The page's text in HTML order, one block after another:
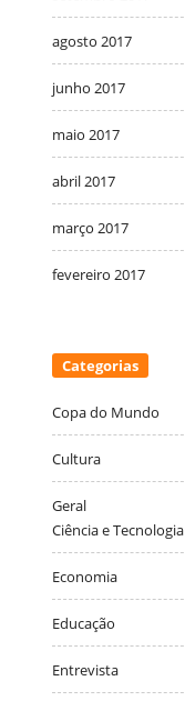
agosto 2017
junho 2017
maio 2017
abril 2017
março 2017
fevereiro 2017
Categorias
Copa do Mundo
Cultura
Geral
Ciência e Tecnologia
Economia
Educação
Entrevista